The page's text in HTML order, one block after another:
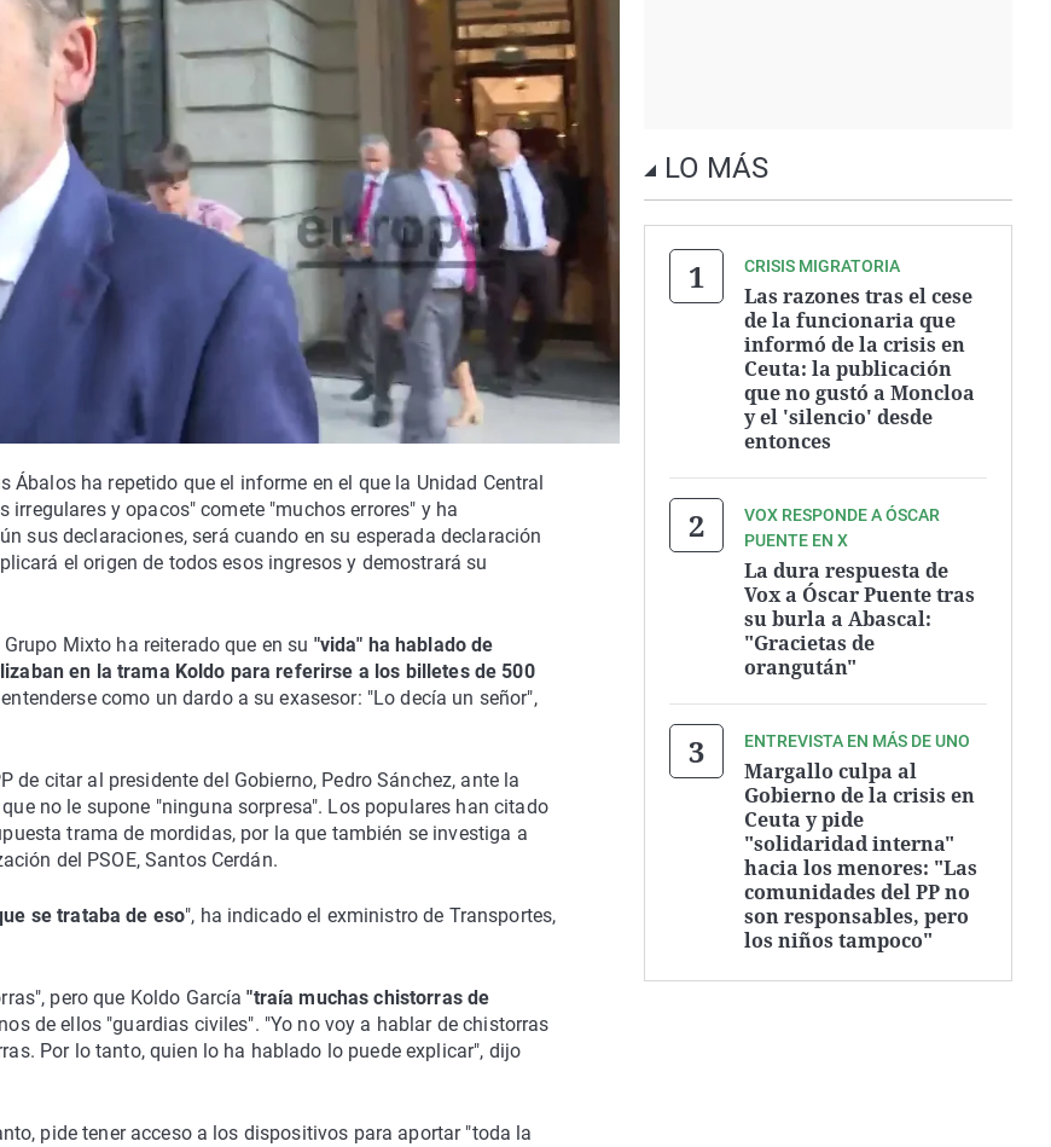
Ábalos ha repetido que el informe en el que la Unidad Central
irregulares y opacos" comete "muchos errores" y ha
sus declaraciones, será cuando en su esperada declaración
el origen de todos esos ingresos y demostrará su
Mixto ha reiterado que en su "vida" ha hablado de
en la trama Koldo para referirse a los billetes de 500
como un dardo a su exasesor: "Lo decía un señor",
citar al presidente del Gobierno, Pedro Sánchez, ante la
no le supone "ninguna sorpresa". Los populares han citado
trama de mordidas, por la que también se investiga a
del PSOE, Santos Cerdán.
se trataba de eso", ha indicado el exministro de Transportes,
pero que Koldo García"traía muchas chistorras de
de ellos "guardias civiles". "Yo no voy a hablar de chistorras
Por lo tanto, quien lo ha hablado lo puede explicar", dijo
pide tener acceso a los dispositivos para aportar "toda la
LO MÁS
CRISIS MIGRATORIA
Las razones tras el cese
de la funcionaria que
informó de la crisis en
Ceuta: la publicación
que no gustó a Moncloa
y el 'silencio' desde
entonces
VOX RESPONDE A ÓSCAR
PUENTE EN X
La dura respuesta de
Vox a Óscar Puente tras
su burla a Abascal:
"Gracietas de
orangután"
ENTREVISTA EN MÁS DE UNO
Margallo culpa al
Gobierno de la crisis en
Ceuta y pide
"solidaridad interna"
hacia los menores: "Las
comunidades del PP no
son responsables, pero
los niños tampoco"